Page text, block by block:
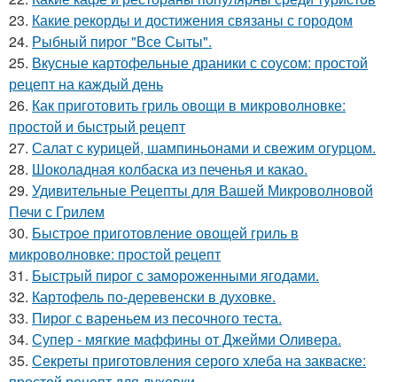
23. Какие рекорды и достижения связаны с городом
24. Рыбный пирог "Все Сыты".
25. Вкусные картофельные драники с соусом: простой
рецепт на каждый день
26. Как приготовить гриль овощи в микроволновке:
простой и быстрый рецепт
27. Салат с курицей, шампиньонами и свежим огурцом.
28. Шоколадная колбаска из печенья и какао.
29. Удивительные Рецепты для Вашей Микроволновой
Печи с Грилем
30. Быстрое приготовление овощей гриль в
микроволновке: простой рецепт
31. Быстрый пирог с замороженными ягодами.
32. Картофель по-деревенски в духовке.
33. Пирог с вареньем из песочного теста.
34. Супер - мягкие маффины от Джейми Оливера.
35. Секреты приготовления серого хлеба на закваске: